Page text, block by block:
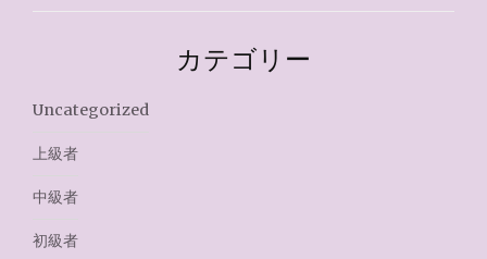
カテゴリー
Uncategorized
上級者
中級者
初級者